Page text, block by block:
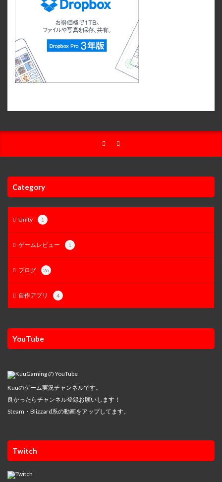
Category
Unity 1
ゲームレビュー 1
ブログ 26
自作アプリ 4
YouTube
Kuuのゲーム実況チャンネルです。
良かったらチャンネル登録お願いします！
Steam・Blizzard系の動画をアップしてます。
Twitch